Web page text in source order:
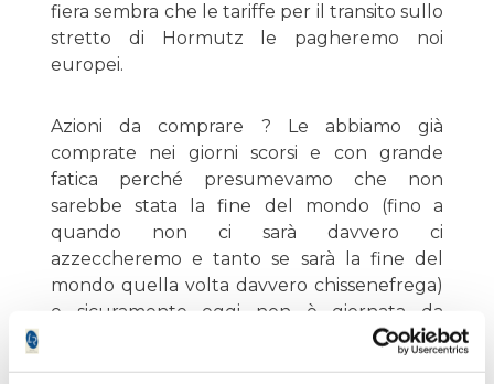
fiera sembra che le tariffe per il transito sullo
stretto di Hormutz le pagheremo noi
europei.
Azioni da comprare ? Le abbiamo già
comprate nei giorni scorsi e con grande
fatica perché presumevamo che non
sarebbe stata la fine del mondo (fino a
quando non ci sarà davvero ci
azzeccheremo e tanto se sarà la fine del
mondo quella volta davvero chissenefrega)
e sicuramente oggi non è giornata da
comprare. Visto come ha aperto il Ftse MIB